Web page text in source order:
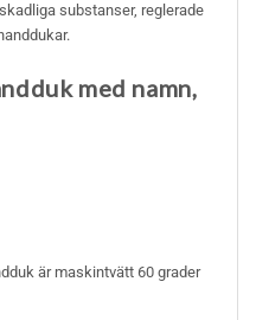
substanser, reglerade
med namn,
är maskintvätt 60 grader